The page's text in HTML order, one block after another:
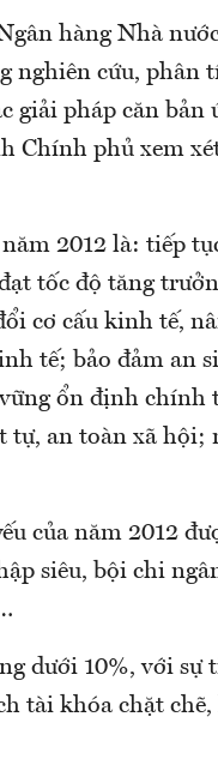
hàng Nhà
nghiên cứu, phân
giải pháp căn bản
Chính phủ xem
2012 là: tiếp
tốc độ tăng
cơ cấu kinh tế,
tế; bảo đảm an
ổn định chính
tự, an toàn xã hội;
của năm 2012
siêu, bội chi
dưới 10%, với sự
tài khóa chặt chẽ,